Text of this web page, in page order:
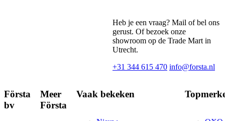
Heb je een vraag? Mail of bel ons
gerust. Of bezoek onze
showroom op de Trade Mart in
Utrecht.
+31 344 615 470 info@forsta.nl
Första
bv
Meer
Första
Vaak bekeken